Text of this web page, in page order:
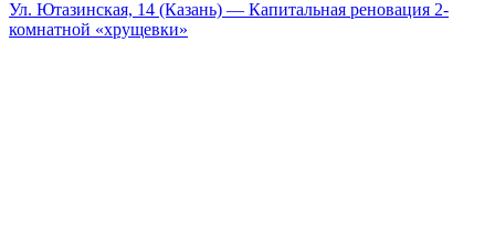
Ул. Ютазинская, 14 (Казань) — Капитальная реновация 2-
комнатной «хрущевки»